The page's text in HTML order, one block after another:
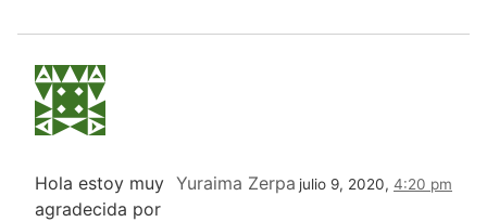
Yuraima Zerpa julio 9, 2020, 4:20 pm
Hola estoy muy
agradecida por